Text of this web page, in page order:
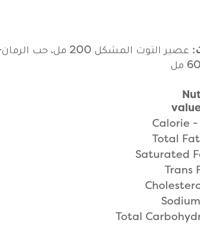
Calorie
Total
Saturated
Trans
Total